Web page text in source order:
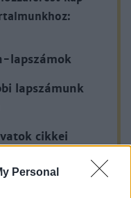
Personal
lapszámok
lapszámunk
cikkei
felület